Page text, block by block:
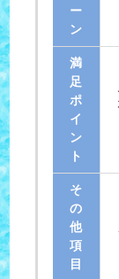
ー
ン
満
足
ポ
イ
ン
ト
そ
の
他
項
目